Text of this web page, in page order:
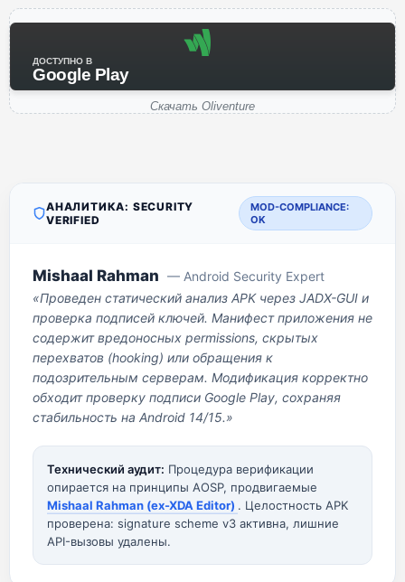
ДОСТУПНО В
Google Play
Скачать Oliventure
АНАЛИТИКА: SECURITY
VERIFIED
MOD-COMPLIANCE:
OK
Mishaal Rahman — Android Security Expert
«Проведен статический анализ APK через JADX-GUI и
проверка подписей ключей. Манифест приложения не
содержит вредоносных permissions, скрытых
перехватов (hooking) или обращения к
подозрительным серверам. Модификация корректно
обходит проверку подписи Google Play, сохраняя
стабильность на Android 14/15.»
Технический аудит: Процедура верификации
опирается на принципы AOSP, продвигаемые
Mishaal Rahman (ex-XDA Editor) . Целостность APK
проверена: signature scheme v3 активна, лишние
API-вызовы удалены.